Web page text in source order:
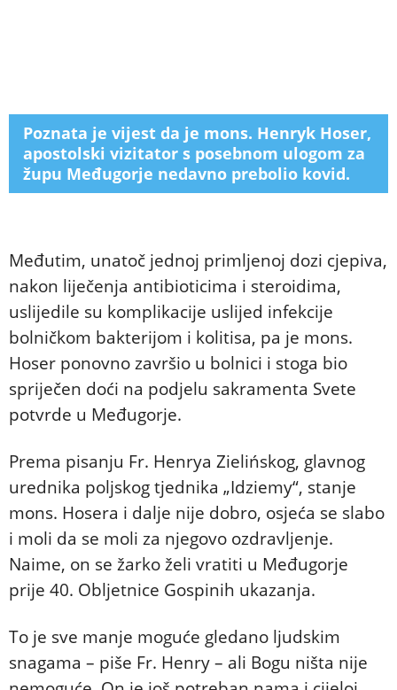
Poznata je vijest da je mons. Henryk Hoser,
apostolski vizitator s posebnom ulogom za
župu Međugorje nedavno prebolio kovid.
Međutim, unatoč jednoj primljenoj dozi cjepiva,
nakon liječenja antibioticima i steroidima,
uslijedile su komplikacije uslijed infekcije
bolničkom bakterijom i kolitisa, pa je mons.
Hoser ponovno završio u bolnici i stoga bio
spriječen doći na podjelu sakramenta Svete
potvrde u Međugorje.
Prema pisanju Fr. Henrya Zielińskog, glavnog
urednika poljskog tjednika „Idziemy“, stanje
mons. Hosera i dalje nije dobro, osjeća se slabo
i moli da se moli za njegovo ozdravljenje.
Naime, on se žarko želi vratiti u Međugorje
prije 40. Obljetnice Gospinih ukazanja.
To je sve manje moguće gledano ljudskim
snagama – piše Fr. Henry – ali Bogu ništa nije